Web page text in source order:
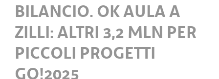
BILANCIO. OK AULA A
ZILLI: ALTRI 3,2 MLN PER
PICCOLI PROGETTI
GO!2025